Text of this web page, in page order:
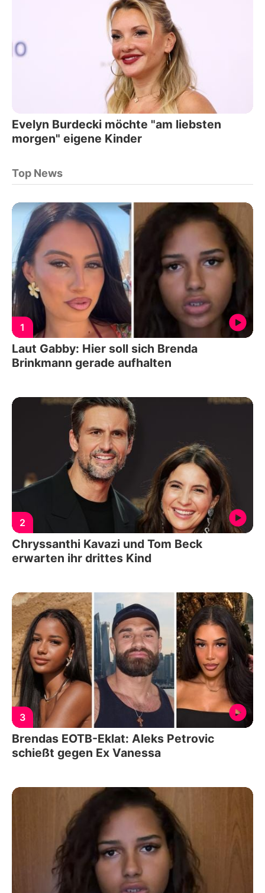
Evelyn Burdecki möchte "am liebsten
morgen" eigene Kinder
Top News
1
Laut Gabby: Hier soll sich Brenda
Brinkmann gerade aufhalten
2
Chryssanthi Kavazi und Tom Beck
erwarten ihr drittes Kind
3
Brendas EOTB-Eklat: Aleks Petrovic
schießt gegen Ex Vanessa